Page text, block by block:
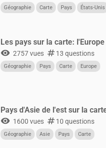
Géographie Carte Pays États-Unis
Les pays sur la carte:
visibility 2757 vues numbers13 questions
Géographie Pays Carte Europe
Pays d'Asie de l'est sur la
visibility 1600 vues numbers10 questions
Géographie Asie Pays Carte